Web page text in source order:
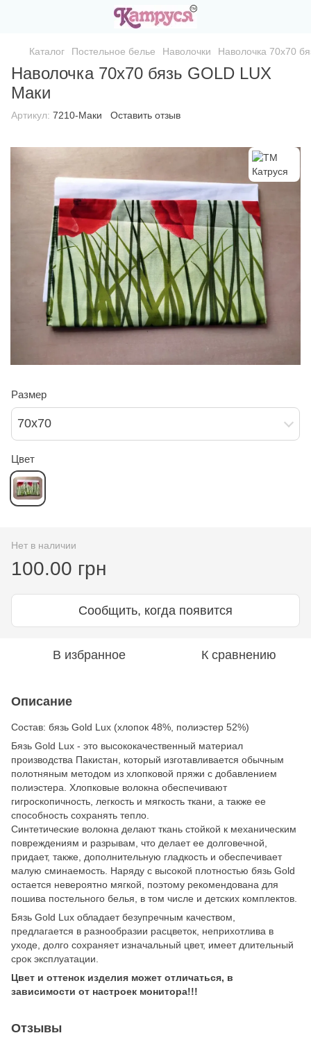
Каталог Постельное белье Наволочки Наволочка 70х70
Наволочка 70х70 бязь GOLD LUX
Маки
Артикул: 7210-Маки Оставить отзыв
Размер
70х70
Цвет
Нет в наличии
100.00 грн
Сообщить, когда появится
В избранное К сравнению
Описание
Состав: бязь Gold Lux (хлопок 48%, полиэстер 52%)
Бязь Gold Lux - это высококачественный материал
производства Пакистан, который изготавливается обычным
полотняным методом из хлопковой пряжи с добавлением
полиэстера. Хлопковые волокна обеспечивают
гигроскопичность, легкость и мягкость ткани, а также ее
способность сохранять тепло.
Синтетические волокна делают ткань стойкой к механическим
повреждениям и разрывам, что делает ее долговечной,
придает, также, дополнительную гладкость и обеспечивает
малую сминаемость. Наряду с высокой плотностью бязь Gold
остается невероятно мягкой, поэтому рекомендована для
пошива постельного белья, в том числе и детских комплектов.
Бязь Gold Lux обладает безупречным качеством,
предлагается в разнообразии расцветок, неприхотлива в
уходе, долго сохраняет изначальный цвет, имеет длительный
срок эксплуатации.
Цвет и оттенок изделия может отличаться, в
зависимости от настроек монитора!!!
Отзывы